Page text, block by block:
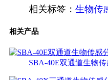
相关标签： 生物传
相关产品
SBA-40E双通道生物